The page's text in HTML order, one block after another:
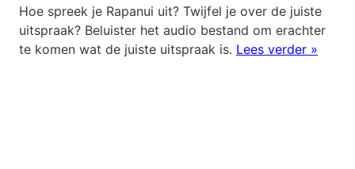
Hoe spreek je Rapanui uit? Twijfel je over de juiste
uitspraak? Beluister het audio bestand om erachter
te komen wat de juiste uitspraak is. Lees verder »